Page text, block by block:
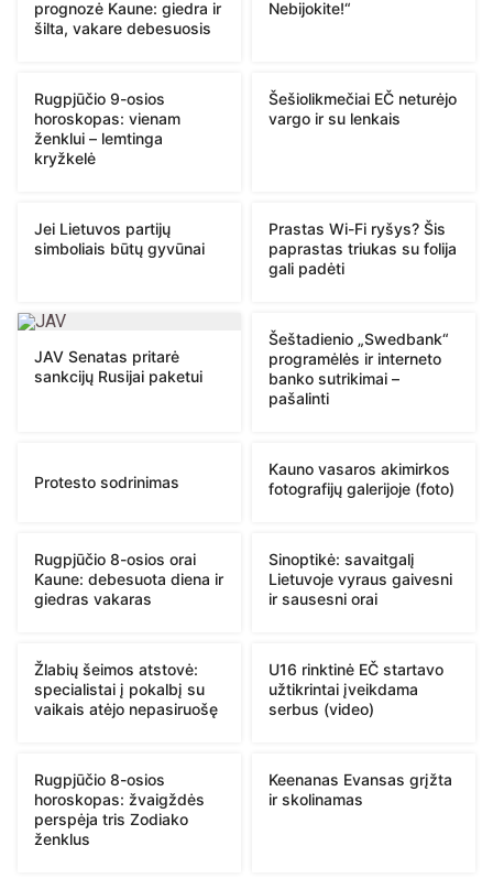
prognozė Kaune: giedra ir
šilta, vakare debesuosis
Nebijokite!“
Rugpjūčio 9-osios
horoskopas: vienam
ženklui – lemtinga
kryžkelė
Šešiolikmečiai EČ neturėjo
vargo ir su lenkais
Jei Lietuvos partijų
simboliais būtų gyvūnai
Prastas Wi-Fi ryšys? Šis
paprastas triukas su folija
gali padėti
JAV Senatas pritarė
sankcijų Rusijai paketui
Šeštadienio „Swedbank“
programėlės ir interneto
banko sutrikimai –
pašalinti
Protesto sodrinimas
Kauno vasaros akimirkos
fotografijų galerijoje (foto)
Rugpjūčio 8-osios orai
Kaune: debesuota diena ir
giedras vakaras
Sinoptikė: savaitgalį
Lietuvoje vyraus gaivesni
ir sausesni orai
Žlabių šeimos atstovė:
specialistai į pokalbį su
vaikais atėjo nepasiruošę
U16 rinktinė EČ startavo
užtikrintai įveikdama
serbus (video)
Rugpjūčio 8-osios
horoskopas: žvaigždės
perspėja tris Zodiako
ženklus
Keenanas Evansas grįžta
ir skolinamas